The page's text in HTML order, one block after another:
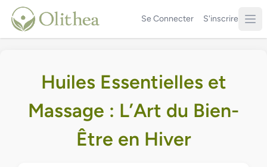
Se Connecter S'inscrire
Huiles Essentielles et
Massage : L’Art du Bien-
Être en Hiver